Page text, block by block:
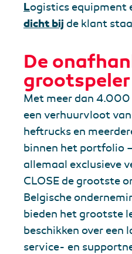
Logistics equipment
dicht bijde klant
De
grootspeler
Met meer dan
een verhuurvloot
heftrucks en
binnen het portfolio
allemaal exclusieve
CLOSE de grootste
Belgische
bieden het grootste
beschikken over een
service- en